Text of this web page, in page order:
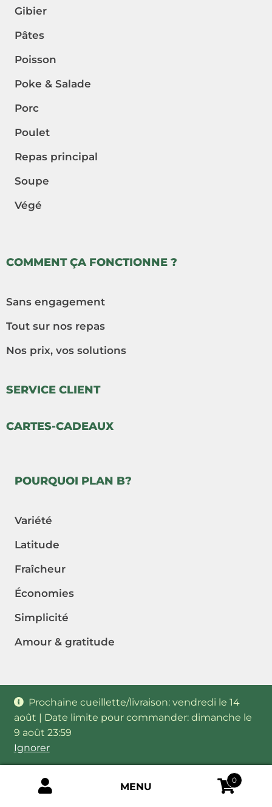
Prochaine cueillette/livraison: vendredi le 14
août | Date limite pour commander: dimanche le
9 août 23:59
Ignorer
Gibier
Pâtes
Poisson
Poke & Salade
Porc
Poulet
Repas principal
Soupe
Végé
COMMENT ÇA FONCTIONNE ?
Sans engagement
Tout sur nos repas
Nos prix, vos solutions
SERVICE CLIENT
CARTES-CADEAUX
POURQUOI PLAN B?
Variété
Latitude
Fraîcheur
Économies
Simplicité
Amour & gratitude
0
MENU